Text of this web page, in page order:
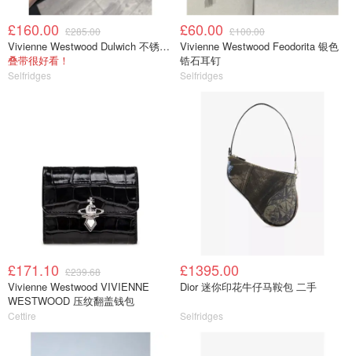
£160.00 £285.00
Vivienne Westwood Dulwich 不锈钢手表
叠带很好看！
Selfridges
£60.00 £100.00
Vivienne Westwood Feodorita 银色
锆石耳钉
Selfridges
£171.10 £239.68
Vivienne Westwood VIVIENNE
WESTWOOD 压纹翻盖钱包
Cettire
£1395.00
Dior 迷你印花牛仔马鞍包 二手
Selfridges